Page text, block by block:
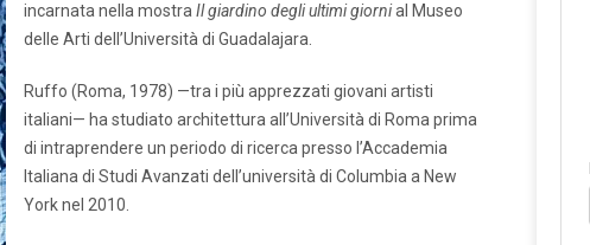
incarnata nella mostra Il giardino degli ultimi giornial Museo
delle Arti dell’Università di Guadalajara.
Ruffo (Roma, 1978) —tra i più apprezzati giovani artisti
italiani— ha studiato architettura all’Università di Roma prima
di intraprendere un periodo di ricerca presso l’Accademia
Italiana di Studi Avanzati dell’università di Columbia a New
York nel 2010.